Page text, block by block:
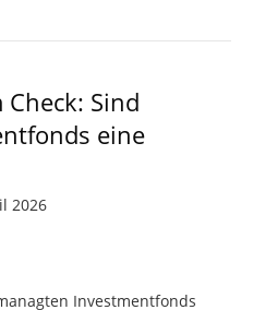
Sind
eine
2026
Investmentfonds